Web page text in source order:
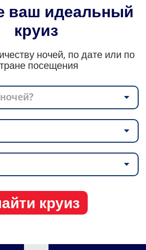
ваш идеальный
круиз
ночей, по дате или по
посещения
круиз